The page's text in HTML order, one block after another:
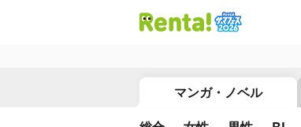
マンガ・ノベル